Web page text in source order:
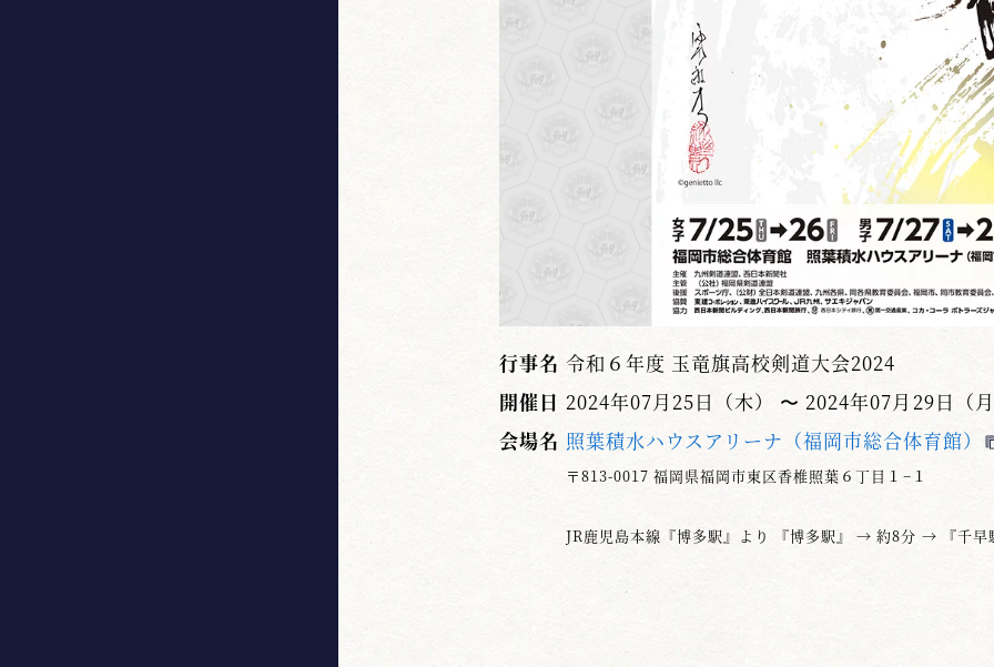
行事名 令和６年度 玉竜旗高校剣道大会2024
開催日 2024年07月25日（木） 〜 2024年07月29日（
会場名 照葉積水ハウスアリーナ（福岡市総合体育館）
〒813-0017 福岡県福岡市東区香椎照葉６丁目１−１
JR鹿児島本線『博多駅』より 『博多駅』 → 約8分 → 『千早